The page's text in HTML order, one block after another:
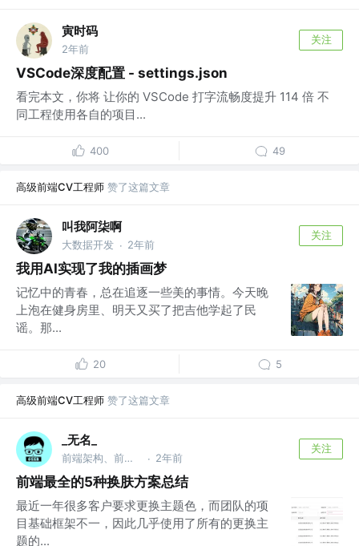
寅时码
2年前
关注
VSCode深度配置 - settings.json
看完本文，你将 让你的 VSCode 打字流畅度提升 114 倍 不
同工程使用各自的项目...
400 49
高级前端CV工程师 赞了这篇文章
叫我阿柒啊
大数据开发 · 2年前
关注
我用AI实现了我的插画梦
记忆中的青春，总在追逐一些美的事情。今天晚
上泡在健身房里、明天又买了把吉他学起了民
谣。那...
20 5
高级前端CV工程师 赞了这篇文章
_无名_
前端架构、前端团队管理 @武汉 · 2年前
关注
前端最全的5种换肤方案总结
最近一年很多客户要求更换主题色，而团队的项
目基础框架不一，因此几乎使用了所有的更换主
题的...